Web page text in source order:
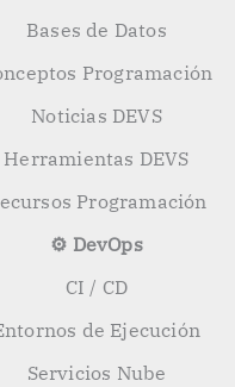
Bases de Datos
Programación
Noticias DEVS
Herramientas DEVS
Programación
⚙️ DevOps
CI / CD
de Ejecución
Servicios Nube